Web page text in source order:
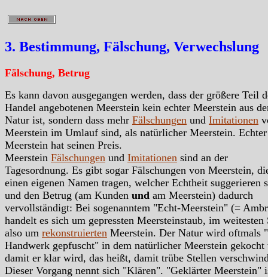
3. Bestimmung, Fälschung, Verwechslung
Fälschung, Betrug
Es kann davon ausgegangen werden, dass der größere Teil
Handel angebotenen Meerstein kein echter Meerstein aus
Natur ist, sondern dass mehr Fälschungen und Imitationen
Meerstein im Umlauf sind, als natürlicher Meerstein. Echter
Meerstein hat seinen Preis.
Meerstein Fälschungen und Imitationen sind an der
Tagesordnung. Es gibt sogar Fälschungen von Meerstein,
einen eigenen Namen tragen, welcher Echtheit suggerieren
und den Betrug (am Kunden und am Meerstein) dadurch
vervollständigt: Bei sogenanntem "Echt-Meerstein" (=
handelt es sich um gepressten Meersteinstaub, im weitesten
also um rekonstruierten Meerstein. Der Natur wird oftmals
Handwerk gepfuscht" in dem natürlicher Meerstein
damit er klar wird, das heißt, damit trübe Stellen
Dieser Vorgang nennt sich "Klären". "Geklärter Meerstein"